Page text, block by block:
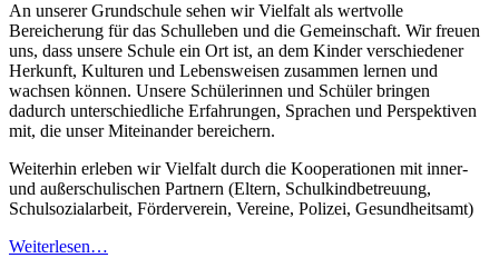
An unserer Grundschule sehen wir Vielfalt als wertvolle
Bereicherung für das Schulleben und die Gemeinschaft. Wir freuen
uns, dass unsere Schule ein Ort ist, an dem Kinder verschiedener
Herkunft, Kulturen und Lebensweisen zusammen lernen und
wachsen können. Unsere Schülerinnen und Schüler bringen
dadurch unterschiedliche Erfahrungen, Sprachen und Perspektiven
mit, die unser Miteinander bereichern.
Weiterhin erleben wir Vielfalt durch die Kooperationen mit inner-
und außerschulischen Partnern (Eltern, Schulkindbetreuung,
Schulsozialarbeit, Förderverein, Vereine, Polizei, Gesundheitsamt)
Weiterlesen…